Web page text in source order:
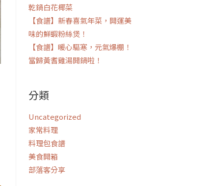
乾鍋白花椰菜
【食譜】新春喜氣年菜，開運美
味的鮮蝦粉絲煲！
【食譜】暖心驅寒，元氣爆棚！
當歸黃耆雞湯開鍋啦！
分類
Uncategorized
家常料理
料理包食譜
美食開箱
部落客分享